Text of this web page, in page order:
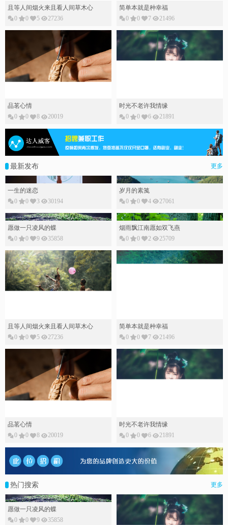
且等人间烟火来且看人间草木心
0
0 5 27236
简单本就是种幸福
0
0 7 21496
品茗心情
0
0 8 20019
时光不老许我情缘
0
0 6 21891
最新发布 更多
一生的迷恋
0
0 3 30194
岁月的素䇳
0
0 4 27061
愿做一只凌风的蝶
0
0 9 35858
烟雨飘江南愿如双飞燕
0
0 2 25709
且等人间烟火来且看人间草木心
0
0 5 27236
简单本就是种幸福
0
0 7 21496
品茗心情
0
0 8 20019
时光不老许我情缘
0
0 6 21891
热门搜索 更多
愿做一只凌风的蝶
0
0 9 35858